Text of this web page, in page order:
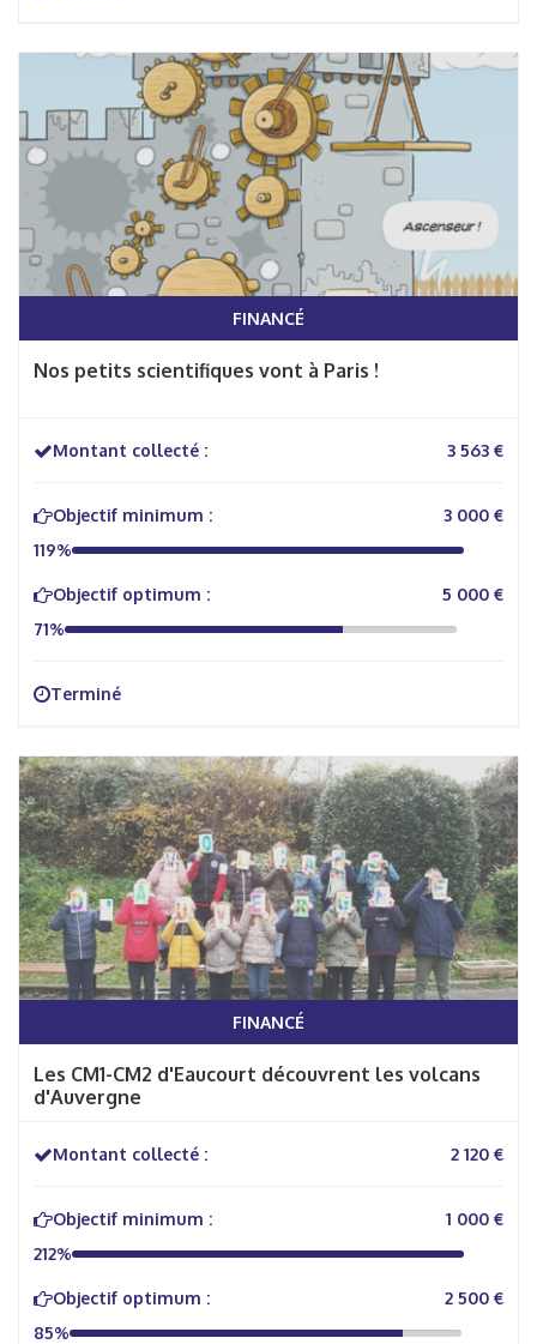
FINANCÉ
Nos petits scientifiques vont à Paris !
Montant collecté : 3 563 €
Objectif minimum :
3 000 €
119%
Objectif optimum :
5 000 €
71%
Terminé
FINANCÉ
Les CM1-CM2 d'Eaucourt découvrent les volcans
d'Auvergne
Montant collecté : 2 120 €
Objectif minimum :
1 000 €
212%
Objectif optimum :
2 500 €
85%